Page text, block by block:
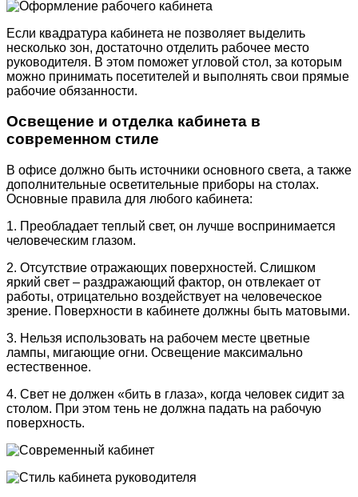
Если квадратура кабинета не позволяет выделить
несколько зон, достаточно отделить рабочее место
руководителя. В этом поможет угловой стол, за которым
можно принимать посетителей и выполнять свои прямые
рабочие обязанности.
Освещение и отделка кабинета в
современном стиле
В офисе должно быть источники основного света, а также
дополнительные осветительные приборы на столах.
Основные правила для любого кабинета:
1. Преобладает теплый свет, он лучше воспринимается
человеческим глазом.
2. Отсутствие отражающих поверхностей. Слишком
яркий свет – раздражающий фактор, он отвлекает от
работы, отрицательно воздействует на человеческое
зрение. Поверхности в кабинете должны быть матовыми.
3. Нельзя использовать на рабочем месте цветные
лампы, мигающие огни. Освещение максимально
естественное.
4. Свет не должен «бить в глаза», когда человек сидит за
столом. При этом тень не должна падать на рабочую
поверхность.